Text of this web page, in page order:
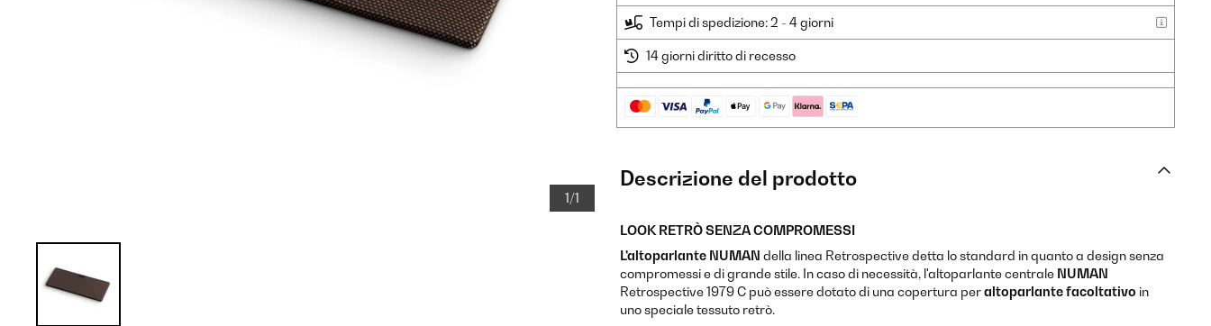
1/1
Tempi di spedizione: 2 - 4 giorni
14 giorni diritto di recesso
Descrizione del prodotto
LOOK RETRÒ SENZA COMPROMESSI
L'altoparlante NUMAN della linea Retrospective detta lo standard in quanto a design senza
compromessi e di grande stile. In caso di necessità, l'altoparlante centrale NUMAN
Retrospective 1979 C può essere dotato di una copertura peraltoparlante facoltativo in
uno speciale tessuto retrò.